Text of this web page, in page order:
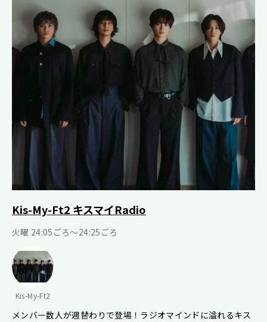
Kis-My-Ft2 キスマイRadio
火曜 24:05ごろ～24:25ごろ
Kis-My-Ft2
メンバー数人が週替わりで登場！ラジオマインドに溢れるキス